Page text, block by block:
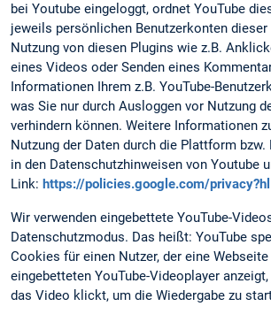
bei Youtube eingeloggt, ordnet YouTube
jeweils persönlichen Benutzerkonten
Nutzung von diesen Plugins wie z.B.
eines Videos oder Senden eines
Informationen Ihrem z.B. YouTube-
was Sie nur durch Ausloggen vor Nutzung
verhindern können. Weitere Informationen
Nutzung der Daten durch die Plattform bzw.
in den Datenschutzhinweisen von Youtube
Link: https://policies.google.com/
Wir verwenden eingebettete YouTube-
Datenschutzmodus. Das heißt: YouTube
Cookies für einen Nutzer, der eine
eingebetteten YouTube-Videoplayer
das Video klickt, um die Wiedergabe zu